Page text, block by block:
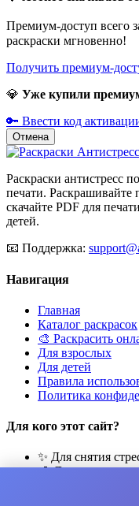
Премиум-доступ всего
раскраски мгновенно!
Получить премиум-
💎 Уже купили
🔑 Ввести код
Отмена
Раскраски антистресс
печати. Раскрашивайте
скачайте PDF для
детей.
📧 Поддержка:
Навигация
Главная
Каталог раскрасок
🎨 Раскрасить
Для взрослых
Для детей
Правила
Политика
Для кого этот сайт?
✨ Для снятия
🎨 Для развития
🧘 Для медитации
👨‍👩‍👧‍👦 Для